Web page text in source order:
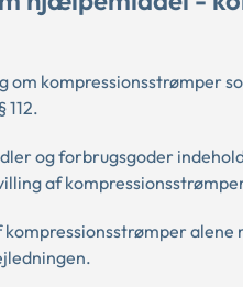
om kompressionsstrømper
og forbrugsgoder
af